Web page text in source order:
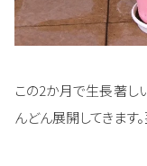
この2か月で生長著し
んどん展開してきます